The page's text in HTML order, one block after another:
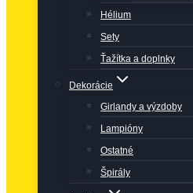
Hélium
Sety
Ťažítka a doplnky
Dekorácie
Girlandy a výzdoby
Lampióny
Ostatné
Špirály